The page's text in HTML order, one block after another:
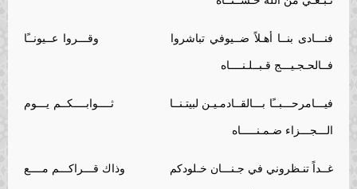
فنـــادى بنــا أهـلاً ضــيوفي تباشروا وقـــروا عــيونــًا
فــالحـجـيـــج قـبــلـنــــاه
فيـــامرحـــبــًا بـــالقــادمـيـن لبيتـنــا ثــــوابــــكــم يـــوم
الـــجـــزاء ضـمـنـــــاه
غــداً تنـظروني في جـنـــان خـلودكم وذاك قـــراكـــم مــــع